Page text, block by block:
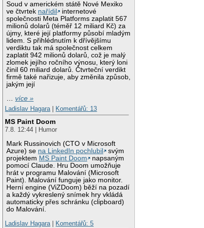
Soud v americkém státě Nové Mexiko
ve čtvrtek nařídil
internetové
společnosti Meta Platforms zaplatit 567
milionů dolarů (téměř 12 miliard Kč) za
újmy, které její platformy působí mladým
lidem. S přihlédnutím k dřívějšímu
verdiktu tak má společnost celkem
zaplatit 942 milionů dolarů, což je malý
zlomek jejího ročního výnosu, který loni
činil 60 miliard dolarů. Čtvrteční verdikt
firmě také nařizuje, aby změnila způsob,
jakým její
…více »
Ladislav Hagara| Komentářů: 13
MS Paint Doom
7.8. 12:44 | Humor
Mark Russinovich (CTO v Microsoft
Azure) se na LinkedIn pochlubil
svým
projektem MS Paint Doom
napsaným
pomocí Claude. Hru Doom umožňuje
hrát v programu Malování (Microsoft
Paint). Malování funguje jako monitor.
Herní engine (ViZDoom) běží na pozadí
a každý vykreslený snímek hry vkládá
automaticky přes schránku (clipboard)
do Malování.
Ladislav Hagara| Komentářů: 5